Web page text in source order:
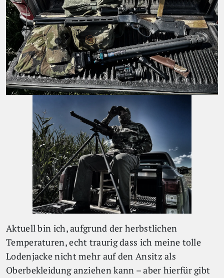
Aktuell bin ich, aufgrund der herbstlichen
Temperaturen, echt traurig dass ich meine tolle
Lodenjacke nicht mehr auf den Ansitz als
Oberbekleidung anziehen kann – aber hierfür gibt